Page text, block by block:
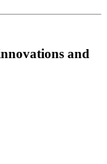
and